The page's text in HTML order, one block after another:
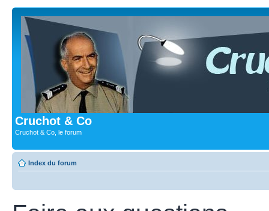
Cruchot & Co
Cruchot & Co, le forum
Index du forum